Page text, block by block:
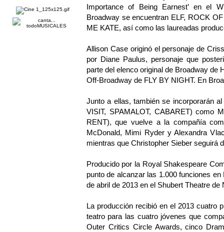
Importance of Being Earnest’ en el
Broadway se encuentran ELF, ROCK
ME KATE, así como las laureadas
Allison Case originó el personaje de
por Diane Paulus, personaje que
parte del elenco original de Broadway de
Off-Broadway de FLY BY NIGHT. En
Junto a ellas, también se incorporarán
VISIT, SPAMALOT, CABARET) como
RENT), que vuelve a la compañía
McDonald, Mimi Ryder y Alexandra
mientras que Christopher Sieber seguirá
Producido por la Royal Shakespeare
punto de alcanzar las 1.000 funciones
de abril de 2013 en el Shubert Theatre
La producción recibió en el 2013 cuatro
teatro para las cuatro jóvenes que
Outer Critics Circle Awards, cinco